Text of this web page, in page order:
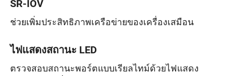
SR-IOV
ช่วยเพิ่มประสิทธิภาพเครือข่ายของเครื่องเสมือน
ไฟแสดงสถานะ LED
ตรวจสอบสถานะพอร์ตแบบเรียลไทม์ด้วยไฟแสดง